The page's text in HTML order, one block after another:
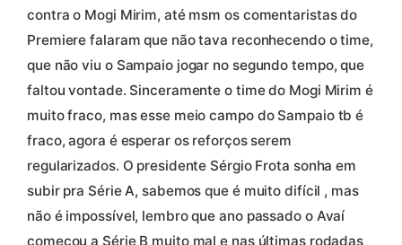
contra o Mogi Mirim, até msm os comentaristas do
Premiere falaram que não tava reconhecendo o time,
que não viu o Sampaio jogar no segundo tempo, que
faltou vontade. Sinceramente o time do Mogi Mirim é
muito fraco, mas esse meio campo do Sampaio tb é
fraco, agora é esperar os reforços serem
regularizados. O presidente Sérgio Frota sonha em
subir pra Série A, sabemos que é muito difícil , mas
não é impossível, lembro que ano passado o Avaí
começou a Série B muito mal e nas últimas rodadas